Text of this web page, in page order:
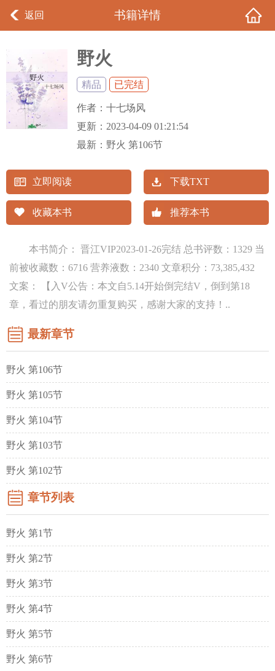
返回 书籍详情
野火
精品 已完结
作者： 十七场风
更新： 2023-04-09 01:21:54
最新： 野火 第106节
立即阅读 下载TXT
收藏本书 推荐本书
本书简介： 晋江VIP2023-01-26完结 总书评数：1329 当
前被收藏数：6716 营养液数：2340 文章积分：73,385,432
文案： 【入V公告：本文自5.14开始倒完结V，倒到第18
章，看过的朋友请勿重复购买，感谢大家的支持！..
最新章节
野火 第106节
野火 第105节
野火 第104节
野火 第103节
野火 第102节
章节列表
野火 第1节
野火 第2节
野火 第3节
野火 第4节
野火 第5节
野火 第6节